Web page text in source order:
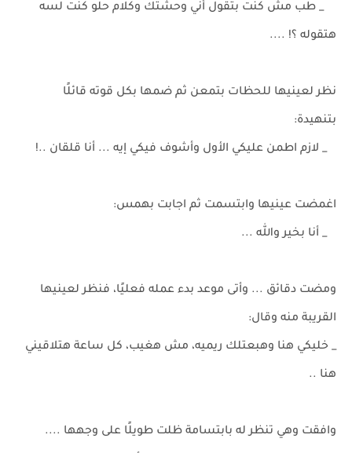
_ طب مش كنت بتقول أني وحشتك وكلام حلو كنت لسه
هتقوله ؟! ....
نظر لعينيها للحظات بتمعن ثم ضمها بكل قوته قائلًا
بتنهيدة:
_ لازم اطمن عليكي الأول وأشوف فيكي إيه ... أنا قلقان ..!
اغمضت عينيها وابتسمت ثم اجابت بهمس:
_ أنا بخير والله ...
ومضت دقائق ... وأتى موعد بدء عمله فعليًا، فنظر لعينيها
القريبة منه وقال:
_ خليكي هنا وهبعتلك ريميه، مش هغيب، كل ساعة هتلاقيني
هنا ..
وافقت وهي تنظر له بابتسامة ظلت طويلًا على وجهها ....